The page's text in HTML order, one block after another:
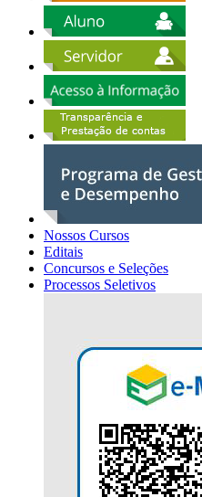
Nossos Cursos
Editais
Concursos e Seleções
Processos Seletivos